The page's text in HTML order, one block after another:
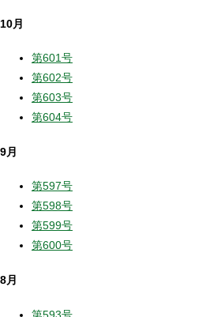
10月
第601号
第602号
第603号
第604号
9月
第597号
第598号
第599号
第600号
8月
第593号